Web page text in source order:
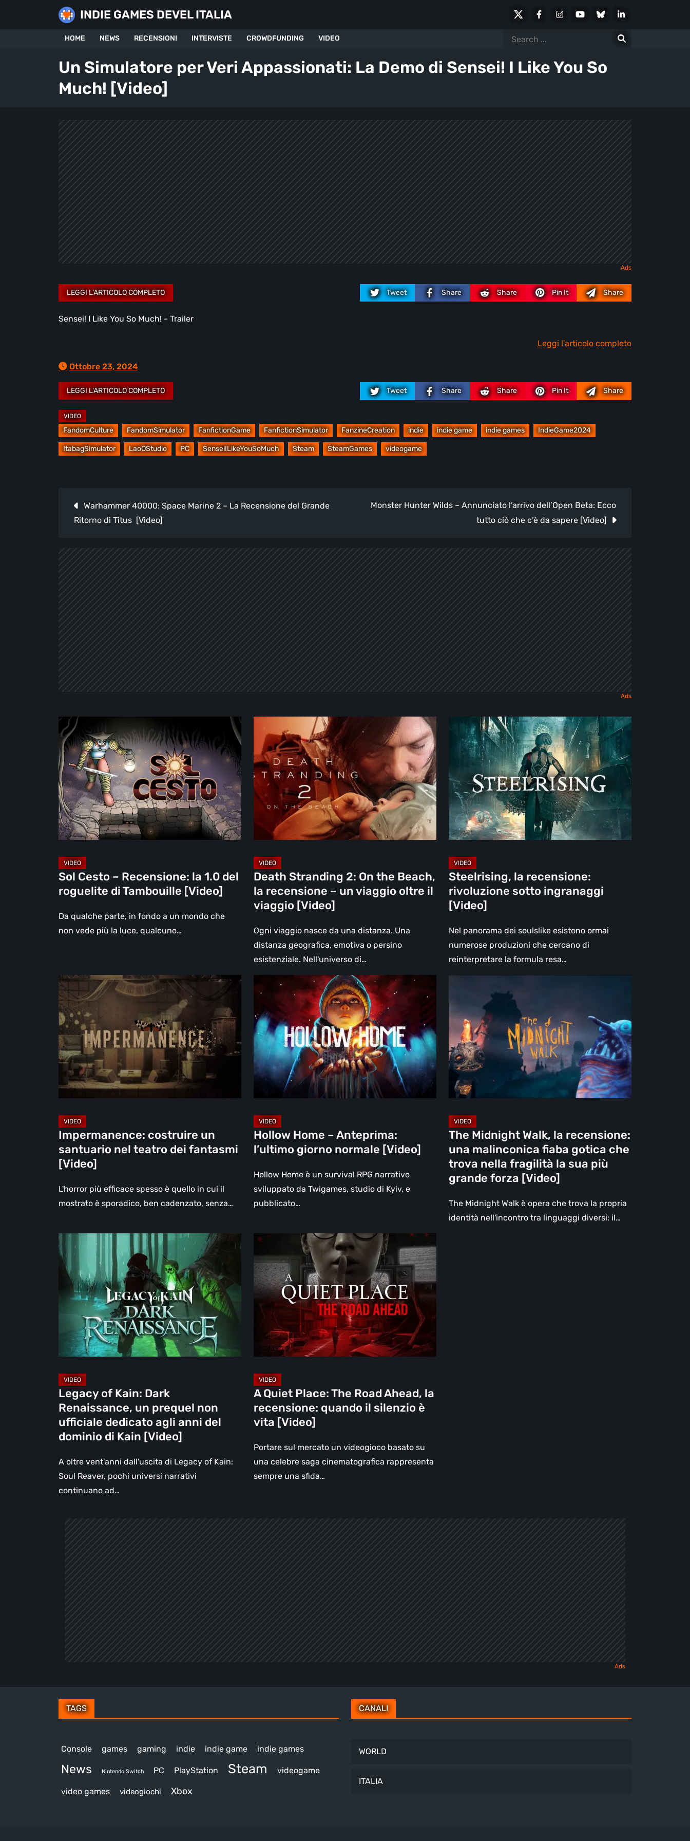
INDIE GAMES DEVEL ITALIA FacebookInstagramYoutubeBlueskyLinkedIn
HOME NEWS RECENSIONI INTERVISTE CROWDFUNDING VIDEO
Search
Un Simulatore per Veri Appassionati: La Demo di Sensei! I Like You So
Much! [Video]
Tweet Share Share Pin It Share
Sensei! I Like You So Much! - Trailer
Leggi l'articolo completo
Ottobre 23, 2024
Tweet Share Share Pin It Share
FandomCulture FandomSimulator FanfictionGame FanfictionSimulator FanzineCreation indie indie game indie games IndieGame2024
ItabagSimulator LaoOStudio PC SenseiILikeYouSoMuch Steam SteamGames videogame
Navigazione
articoli
Warhammer 40000: Space Marine 2 – La Recensione del Grande
Ritorno di Titus [Video]
Monster Hunter Wilds – Annunciato l’arrivo dell’Open Beta: Ecco
tutto ciò che c’è da sapere [Video]
Sol
Cesto
–
Recensione:
la
1.0
del
roguelite
di
[Video]
Sol Cesto – Recensione: la 1.0 del
roguelite di Tambouille [Video]
Da qualche parte, in fondo a un mondo che
non vede più la luce, qualcuno…
Stranding
On
the
Beach,
recensione
–
viaggio
oltre
il
viaggio
Death Stranding 2: On the Beach,
la recensione – un viaggio oltre il
viaggio [Video]
Ogni viaggio nasce da una distanza. Una
distanza geografica, emotiva o persino
esistenziale. Nell'universo di…
Steelrising,
recensione:
rivoluzione
sotto
ingranaggi
[Video]
Steelrising, la recensione:
rivoluzione sotto ingranaggi
[Video]
Nel panorama dei soulslike esistono ormai
numerose produzioni che cercano di
reinterpretare la formula resa…
Impermanence:
costruire
un
santuario
nel
teatro
fantasmi
[Video]
Impermanence: costruire un
santuario nel teatro dei fantasmi
[Video]
L'horror più efficace spesso è quello in cui il
mostrato è sporadico, ben cadenzato, senza…
Home
Anteprima:
l’ultimo
giorno
normale
[Video]
Hollow Home – Anteprima:
l’ultimo giorno normale [Video]
Hollow Home è un survival RPG narrativo
sviluppato da Twigames, studio di Kyiv, e
pubblicato…
recensione:
una
malinconica
fiaba
gotica
trova
nella
fragilità
la
sua
The Midnight Walk, la recensione:
una malinconica fiaba gotica che
trova nella fragilità la sua più
grande forza [Video]
The Midnight Walk è opera che trova la propria
identità nell'incontro tra linguaggi diversi: il…
Legacy
of
Kain:
Dark
Renaissance,
prequel
non
ufficiale
agli
anni
del
dominio
di
Legacy of Kain: Dark
Renaissance, un prequel non
ufficiale dedicato agli anni del
dominio di Kain [Video]
A oltre vent'anni dall'uscita di Legacy of Kain:
Soul Reaver, pochi universi narrativi
continuano ad…
A
Quiet
Place:
The
Ahead,
recensione:
quando
silenzio
è
vita
[Video]
A Quiet Place: The Road Ahead, la
recensione: quando il silenzio è
vita [Video]
Portare sul mercato un videogioco basato su
una celebre saga cinematografica rappresenta
sempre una sfida…
TAGS
Console games gaming indie indie game indie games
News Nintendo Switch PC PlayStation Steam videogame
video games videogiochi Xbox
CANALI
WORLD
ITALIA